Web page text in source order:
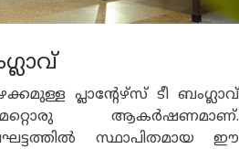
പ്ലാൻ്റേഴ്സ് ടീ ബംഗ്ലാവ്
ആകർഷണമാണ്.
സ്ഥാപിതമായ ഈ